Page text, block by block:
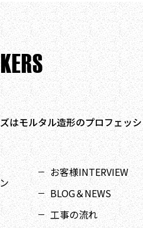
はモルタル造形のプロフェッ
お客様INTERVIEW
BLOG＆NEWS
工事の流れ